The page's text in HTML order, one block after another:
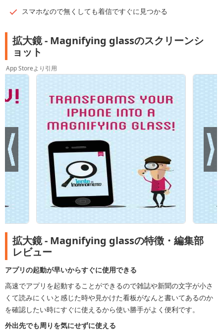
スマホなので無くしても着信ですぐに見つかる
拡大鏡 - Magnifying glassのスクリーンシ
ョット
App Storeより引用
拡大鏡 - Magnifying glassの特徴・編集部
レビュー
アプリの起動が早いからすぐに使用できる
高速でアプリを起動することができるので雑誌や新聞の文字が小さ
くて読みにくいと感じた時や見かけた看板がなんと書いてあるのか
を確認したい時にすぐに使えるから使い勝手がよく便利です。
外出先でも周りを気にせずに使える